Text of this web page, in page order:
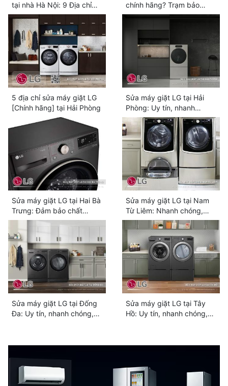
tại nhà Hà Nội: 9 Địa chỉ
chính hãng
chính hãng? Trạm bảo
hành LG lựa chọn số #1
5 địa chỉ sửa máy giặt LG
[Chính hãng] tại Hải Phòng
Sửa máy giặt LG tại Hải
Phòng: Uy tín, nhanh
chóng, giá tốt
Sửa máy giặt LG tại Hai Bà
Trưng: Đảm bảo chất
lượng, phục vụ tận tình
Sửa máy giặt LG tại Nam
Từ Liêm: Nhanh chóng,
chuyên nghiệp, giá rẻ
Sửa máy giặt LG tại Đống
Đa: Uy tín, nhanh chóng,
Sửa máy giặt LG tại Tây
Hồ: Uy tín, nhanh chóng,